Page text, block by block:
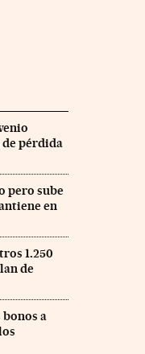
de pérdida
pero sube
en
1.250
de
a